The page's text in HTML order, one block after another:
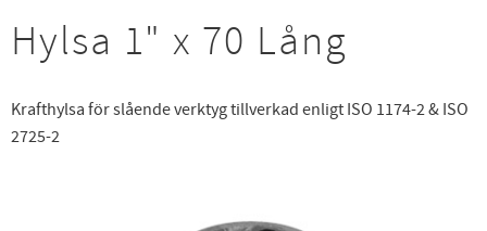
Hylsa 1" x 70 Lång
Krafthylsa för slående verktyg tillverkad enligt ISO 1174-2 & ISO
2725-2